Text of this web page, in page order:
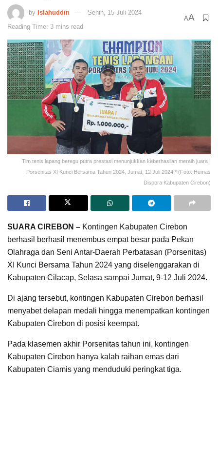
by Islahuddin
Senin, 15 Juli 2024
Reading Time: 3 mins read
AA
Tim tenis lapang beregu putra prestasi menunjukkan keberhasilan meraih juara I
Porsenitas XI Kunci Bersama Tahun 2024, Jumat, 12 Juli 2024.* (Foto: Humas
Dispora Kabupaten Cirebon)
SUARA CIREBON – Kontingen Kabupaten Cirebon
berhasil berhasil menembus empat besar pada Pekan
Olahraga dan Seni Antar-Daerah Perbatasan (Porsenitas)
XI Kunci Bersama Tahun 2024 yang diselenggarakan di
Kabupaten Cilacap, Selasa sampai Jumat, 9-12 Juli 2024.
Di ajang tersebut, kontingen Kabupaten Cirebon berhasil
menyabet delapan medali hingga menempatkan kontingen
Kabupaten Cirebon di posisi keempat.
Pada klasemen akhir Porsenitas tahun ini, kontingen
Kabupaten Cirebon hanya kalah raihan emas dari
Kabupaten Ciamis yang menduduki peringkat tiga.